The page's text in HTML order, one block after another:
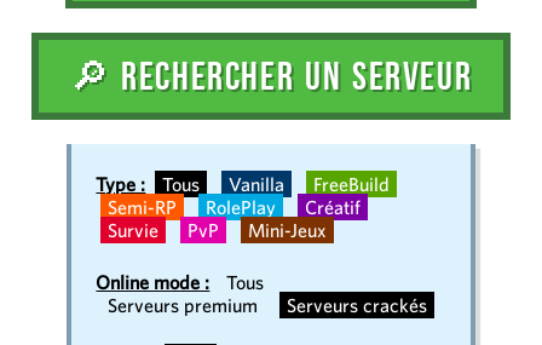
🔎 RECHERCHER UN SERVEUR
Type : Tous Vanilla
FreeBuild
Semi-RP
RolePlay
Créatif
Survie
PvP Mini-Jeux
Online mode :
Tous
Serveurs premium
Serveurs crackés